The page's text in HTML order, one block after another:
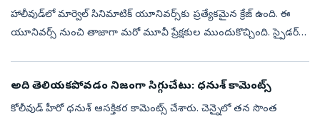
హాలీవుడ్‌లో మార్వెల్ సినిమాటిక్‌ యూనివర్స్‌కు ప్రత్యేకమైన క్రేజ్ ఉంది. ఈ
యూనివర్స్ నుంచి తాజాగా మరో మూవీ ప్రేక్షకుల ముందుకొచ్చింది. స్పైడర్
అది తెలియకపోవడం నిజంగా సిగ్గుచేటు: ధనుశ్ కామెంట్స్
కోలీవుడ్ హీరో ధనుశ్ ఆసక్తికర కామెంట్స్ చేశారు. చెన్నైలో తన సొంత